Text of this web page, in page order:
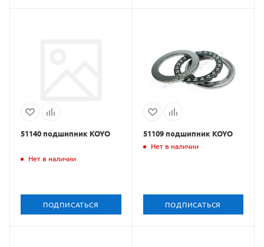
51140 подшипник KOYO
Нет в наличии
ПОДПИСАТЬСЯ
51109 подшипник KOYO
Нет в наличии
ПОДПИСАТЬСЯ